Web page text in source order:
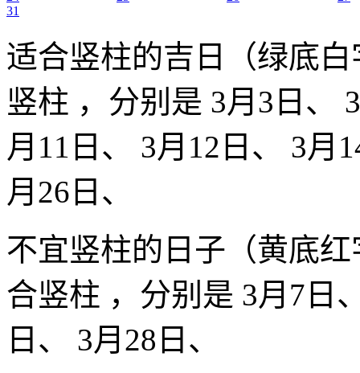
31
适合竖柱的吉日（绿底白
竖柱 ，分别是 3月3日、
月11日、 3月12日、 3月
月26日、
不宜竖柱的日子（黄底红
合竖柱 ，分别是 3月7日
日、 3月28日、